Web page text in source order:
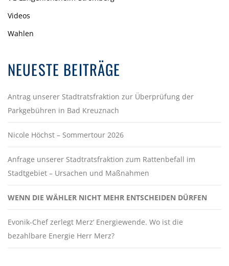
Videos
Wahlen
NEUESTE BEITRÄGE
Antrag unserer Stadtratsfraktion zur Überprüfung der
Parkgebühren in Bad Kreuznach
Nicole Höchst – Sommertour 2026
Anfrage unserer Stadtratsfraktion zum Rattenbefall im
Stadtgebiet – Ursachen und Maßnahmen
WENN DIE WÄHLER NICHT MEHR ENTSCHEIDEN DÜRFEN
Evonik-Chef zerlegt Merz‘ Energiewende. Wo ist die
bezahlbare Energie Herr Merz?